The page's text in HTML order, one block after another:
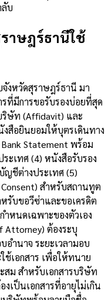
ลับ
าษฎร์ธานีใช้
งหวัดสุราษฎร์ธานี มา
รที่มีการขอรับรองบ่อยที่สุด
ษัท (Affidavit) และ
สือยินยอมให้บุตรเดินทาง
Statement พร้อม
ะเทศ (4) หนังสือรับรอง
ชีต่างประเทศ (5)
สำหรับสถานทูต
รับขอวีซ่าและขอเครดิต
ำหนดเฉพาะของตัวเอง
Attorney) ต้องระบุ
อำนาจ ระยะเวลามอบ
ช้เอกสาร เพื่อให้ทนาย
สม สำหรับเอกสารบริษัท
เป็นเอกสารที่อายุไม่เกิน